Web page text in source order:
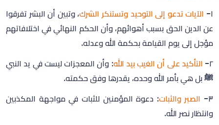
١-
الآيات تدعو إلى التوحيد وتستنكر الشرك، وتبين أن البشر تفرقوا
عن الدين الحق بسبب أهوائهم، وأن الحكم النهائي في اختلافاتهم
مؤجل إلى يوم القيامة بحكمة الله وعدله.
٢-
التأكيد على أن الغيب بيد الله: وأن المعجزات ليست في يد النبي
ﷺ بل هي بأمر الله وحده، يقدرها وفق حكمته.
٣-
الصبر والثبات: دعوة المؤمنين للثبات في مواجهة المكذبين
وانتظار نصر الله.